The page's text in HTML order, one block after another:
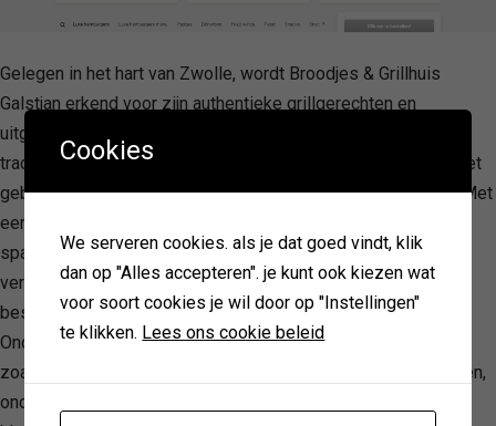
Gelegen in het hart van Zwolle, wordt Broodjes & Grillhuis
Galstjan erkend voor zijn authentieke grillgerechten en
uitgebreide menu dat wisselt van luxe hamburgers tot
traditionele döner en shoarma schotels, met een nadruk op het
gebruik van kwaliteitsingrediënten zoals Black Angus Beef. Met
een klantgerichte benadering biedt het restaurant een
spaarkaart systeem aan waarbij klanten punten kunnen
verzamelen voor kortingen, en stimuleert het snellere
bestelprocedures via een speciaal ontwikkelde app.
Onderscheidend door zijn consistente kwaliteit en service,
zoals weerspiegeld in de vijfsterrenbeoordelingen van klanten,
onderscheidt Broodjes & Grillhuis Galstjan zich door zijn
Cookies
We serveren cookies. als je dat goed vindt, klik
dan op "Alles accepteren". je kunt ook kiezen wat
voor soort cookies je wil door op "Instellingen"
te klikken. Lees ons cookie beleid